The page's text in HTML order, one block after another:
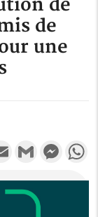
de
de
une
Email Gmail